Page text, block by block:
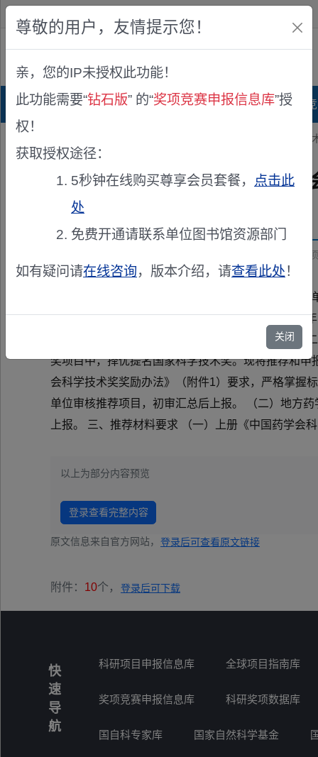
公众版
首页 科研项目库 项目指南库 奖项
> 关于推荐第二十一届中国药学会科学技
关于推荐第二十一届中国药
发布机构：
关于推荐第二十一届中国药学会科学技术奖候选
各专业委员会，各省、自治区、直辖市、计
领域的科学技术奖，每年评选一次，2006年至2025
术奖候选项目，奖励最高名额分别为：一等奖3名
奖项目中，择优提名国家科学技术奖。现将推荐和
会科学技术奖奖励办法》（附件1）要求，严格掌握
单位审核推荐项目，初审汇总后上报。 （二）地方
上报。 三、推荐材料要求 （一）上册《中国药学会
以上为部分内容预览
登录查看完整内容
原文信息来自官方网站， 登录后可查看原文链接
附件： 10个， 登录后可下载
快
速
导
航
科研项目申报信息库 全球项目指南库
奖项竞赛申报信息库 科研奖项数据库
国自科专家库 国家自然科学基金
尊敬的用户，友情提示您！
亲，您的IP未授权此功能！
此功能需要“钻石版” 的“奖项竞赛申报信息库”授
权！
获取授权途径：
5秒钟在线购买尊享会员套餐， 点击此
处
免费开通请联系单位图书馆资源部门
如有疑问请在线咨询，版本介绍，请查看此处！
关闭